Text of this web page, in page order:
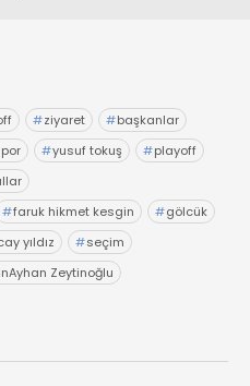
#ziyaret #başkanlar
#yusuf tokuş #playoff
#faruk hikmet kesgin #gölcük
yıldız #seçim
Zeytinoğlu